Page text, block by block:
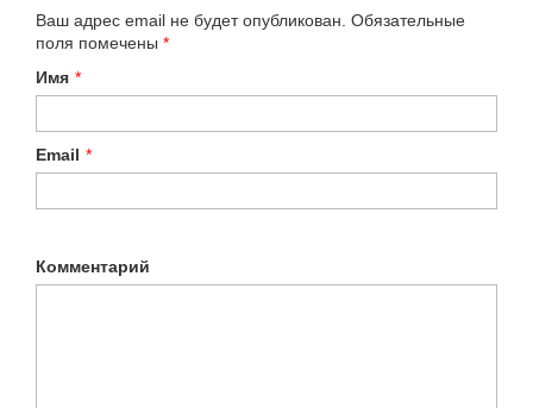
Ваш адрес email не будет опубликован. Обязательные
поля помечены *
Имя *
Email *
Комментарий